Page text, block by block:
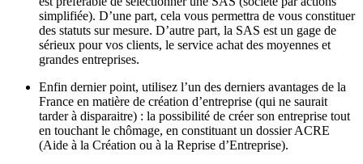
simplifiée). D’une part, cela vous permettra de vous constituer
des statuts sur mesure. D’autre part, la SAS est un gage de
sérieux pour vos clients, le service achat des moyennes et
grandes entreprises.
Enfin dernier point, utilisez l’un des derniers avantages de la
France en matière de création d’entreprise (qui ne saurait
tarder à disparaitre) : la possibilité de créer son entreprise tout
en touchant le chômage, en constituant un dossier ACRE
(Aide à la Création ou à la Reprise d’Entreprise).